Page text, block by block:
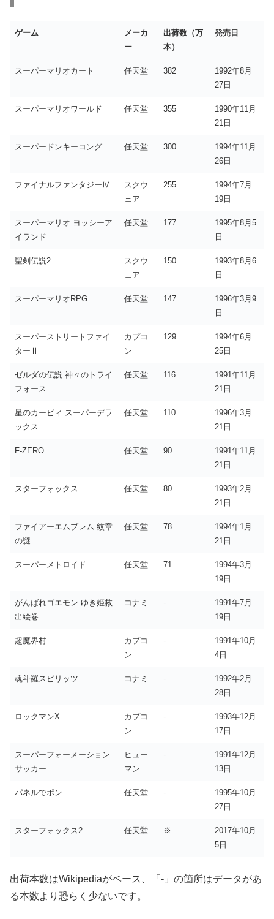
ゲーム
メーカ
ー
出荷数（万
本）
発売日
スーパーマリオカート 任天堂 382
1992年8月
27日
スーパーマリオワールド 任天堂 355
1990年11月
21日
スーパードンキーコング 任天堂 300
1994年11月
26日
ファイナルファンタジーⅣ
スクウ
ェア
255
1994年7月
19日
スーパーマリオ ヨッシーア
イランド
任天堂 177
1995年8月5
日
聖剣伝説2
スクウ
ェア
150
1993年8月6
日
スーパーマリオRPG 任天堂 147
1996年3月9
日
スーパーストリートファイ
ターⅡ
カプコ
ン
129
1994年6月
25日
ゼルダの伝説 神々のトライ
フォース
任天堂 116
1991年11月
21日
星のカービィ スーパーデラ
ックス
任天堂 110
1996年3月
21日
F-ZERO 任天堂 90
1991年11月
21日
スターフォックス 任天堂 80
1993年2月
21日
ファイアーエムブレム 紋章
の謎
任天堂 78
1994年1月
21日
スーパーメトロイド 任天堂 71
1994年3月
19日
がんばれゴエモン ゆき姫救
出絵巻
コナミ -
1991年7月
19日
超魔界村
カプコ
ン
-
1991年10月
4日
魂斗羅スピリッツ コナミ -
1992年2月
28日
ロックマンX
カプコ
ン
-
1993年12月
17日
スーパーフォーメーション
サッカー
ヒュー
マン
-
1991年12月
13日
パネルでポン 任天堂 -
1995年10月
27日
スターフォックス2 任天堂 ※
2017年10月
5日
出荷本数はWikipediaがベース、「-」の箇所はデータがあ
る本数より恐らく少ないです。